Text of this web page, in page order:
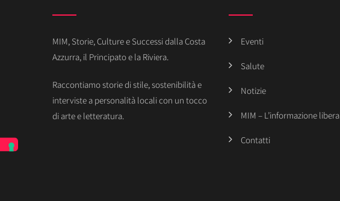
MIM, Storie, Culture e Successi dalla Costa
Azzurra, il Principato e la Riviera.
Raccontiamo storie di stile, sostenibilità e
interviste a personalità locali con un tocco
di arte e letteratura.
Eventi
Salute
Notizie
MIM – L’informazione libera
Contatti